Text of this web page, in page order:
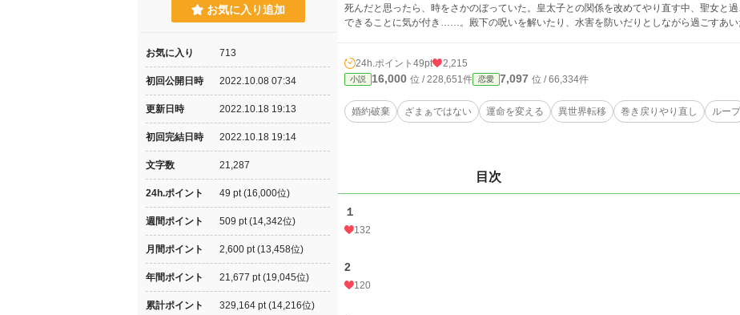
死んだと思ったら、時をさかのぼっていた。皇太子との関係を改めてやり直す中、聖女と
できることに気が付き……。殿下の呪いを解いたり、水害を防いだりとしながら過ごすあ
24h.ポイント 49pt 2,215
小説 16,000 位 / 228,651件 恋愛 7,097 位 / 66,334件
婚約破棄 ざまぁではない 運命を変える 異世界転移 巻き戻りやり直し ループ
目次
１
132
2
120
お気に入り追加
お気に入り 713
初回公開日時 2022.10.08 07:34
更新日時 2022.10.18 19:13
初回完結日時 2022.10.18 19:14
文字数 21,287
24h.ポイント 49 pt (16,000位)
週間ポイント 509 pt (14,342位)
月間ポイント 2,600 pt (13,458位)
年間ポイント 21,677 pt (19,045位)
累計ポイント 329,164 pt (14,216位)